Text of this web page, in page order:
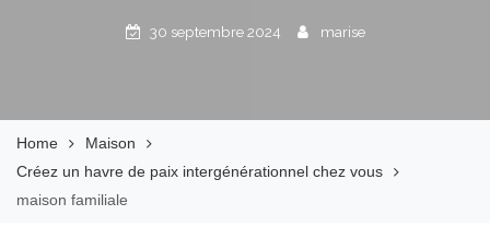
30 septembre 2024 marise
Home
Maison
Créez un havre de paix intergénérationnel chez vous
maison familiale